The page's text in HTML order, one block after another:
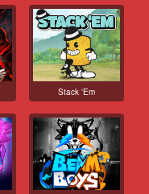
Stack 'Em